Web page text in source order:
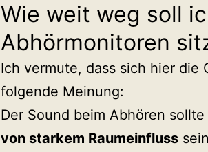
Wie weit weg soll
Abhörmonitoren
Ich vermute, dass sich hier die
folgende Meinung:
Der Sound beim Abhören sollte
von starkem Raumeinfluss